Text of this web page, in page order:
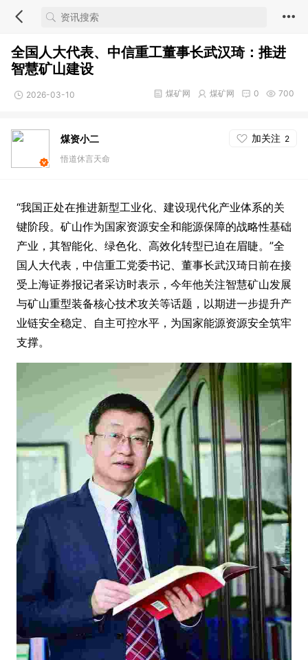
全国人大代表、中信重工董事长武汉琦：推进
智慧矿山建设
2026-03-10 700
0
煤矿网
煤矿网
煤资小二 加关注 2
悟道休言天命
“我国正处在推进新型工业化、建设现代化产业体系的关
键阶段。矿山作为国家资源安全和能源保障的战略性基础
产业，其智能化、绿色化、高效化转型已迫在眉睫。”全
国人大代表，中信重工党委书记、董事长武汉琦日前在接
受上海证券报记者采访时表示，今年他关注智慧矿山发展
与矿山重型装备核心技术攻关等话题，以期进一步提升产
业链安全稳定、自主可控水平，为国家能源资源安全筑牢
支撑。